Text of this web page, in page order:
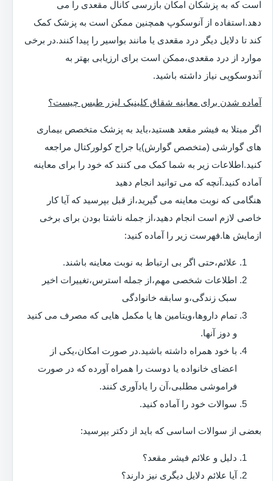
است که به پزشکان امکان بازرسی کانال مقعدی را می
دهد.استفاده از آنوسکوپ همچنین ممکن است به پزشک کمک
کند تا دلایل دیگر درد مقعدی یا مانند بواسیر را پیدا کنند.در برخی
موارد از درد مقعدی،ممکن است برای ارزیابی بهتر به
آندوسکوپی نیاز داشته باشید.
آماده شدن برای معاینه شقاق کلینیک لیزر طبس چیست؟
اگر مبتلا به فیشر مقعد هستید،باید به پزشک متخصص بیماری
های گوارشی (متخصص گوارش)یا جراح کولورکتال مراجعه
کنید.اطلاعات زیر به شما کمک می کنند که خود را برای معاینه
آماده کنید.آنچه که می توانید انجام دهید
هنگامی که نوبت معاینه می گیرید،از قبل بپرسید که آیا کار
خاصی لازم است انجام دهید،از جمله ناشتا بودن برای برخی
ازمایش ها.فهرست زیر را آماده کنید:
علائم،حتی اگر بی ارتباط به نوبت معاینه باشند.
اطلاعات شخصی مهم،از جمله استرس،تغییرات اخیر
سبک زندگی،و سابقه خانوادگی
تمام داروها،ویتامین ها یا مکمل هایی که مصرف می کنید
و دوز آنها.
با خود همراه داشته باشید.در صورت امکان،یکی از
اعضای خانواده یا دوست را همراه آورده که در صورت
فراموشی مطلبی،آن را یادآوری کنند.
سوالات خود را آماده کنید.
بعضی از سوالات اساسی که باید از دکتر بپرسید:
دلیل و علائم فیشر مقعد؟
آیا علائم دلایل دیگری نیز دارند؟